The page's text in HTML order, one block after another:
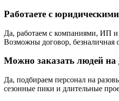
Работаете с
Да, работаем с компаниями, ИП и
Возможны договор,
Можно заказать людей на
Да, подбираем персонал на
сезонные пики и длительные